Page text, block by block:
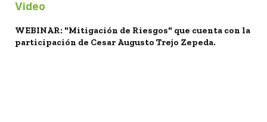
Video
WEBINAR: "Mitigación de Riesgos" que cuenta con la
participación de Cesar Augusto Trejo Zepeda.